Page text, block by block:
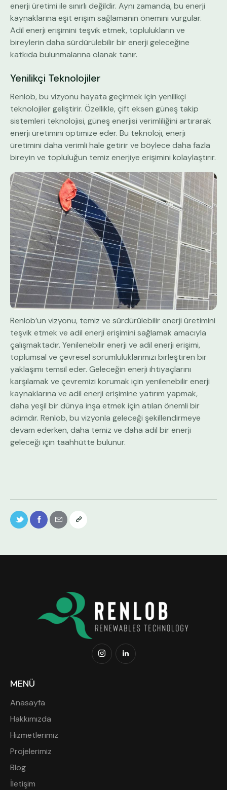
enerji üretimi ile sınırlı değildir. Aynı zamanda, bu enerji
kaynaklarına eşit erişim sağlamanın önemini vurgular.
Adil enerji erişimini teşvik etmek, toplulukların ve
bireylerin daha sürdürülebilir bir enerji geleceğine
katkıda bulunmalarına olanak tanır.
Yenilikçi Teknolojiler
Renlob, bu vizyonu hayata geçirmek için yenilikçi
teknolojiler geliştirir. Özellikle, çift eksen güneş takip
sistemleri teknolojisi, güneş enerjisi verimliliğini artırarak
enerji üretimini optimize eder. Bu teknoloji, enerji
üretimini daha verimli hale getirir ve böylece daha fazla
bireyin ve topluluğun temiz enerjiye erişimini kolaylaştırır.
Renlob’un vizyonu, temiz ve sürdürülebilir enerji üretimini
teşvik etmek ve adil enerji erişimini sağlamak amacıyla
çalışmaktadır. Yenilenebilir enerji ve adil enerji erişimi,
toplumsal ve çevresel sorumluluklarımızı birleştiren bir
yaklaşımı temsil eder. Geleceğin enerji ihtiyaçlarını
karşılamak ve çevremizi korumak için yenilenebilir enerji
kaynaklarına ve adil enerji erişimine yatırım yapmak,
daha yeşil bir dünya inşa etmek için atılan önemli bir
adımdır. Renlob, bu vizyonla geleceği şekillendirmeye
devam ederken, daha temiz ve daha adil bir enerji
geleceği için taahhütte bulunur.
MENÜ
Anasayfa
Hakkımızda
Hizmetlerimiz
Projelerimiz
Blog
İletişim